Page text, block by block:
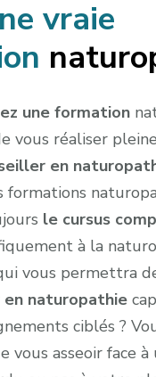
vraie
une formation
vous réaliser
en
le cursus
à la
vous permettra
naturopathie
ciblés ?
vous asseoir face à